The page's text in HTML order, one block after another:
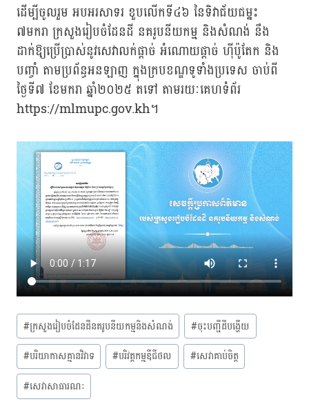
ដើម្បីចូលរួម អបអរសាទរ ខួបលើកទី៤៦ នៃទិវាជ័យជម្នះ
៧មករា ក្រសួងរៀបចំដែនដី នគរូបនីយកម្ម និងសំណង់ នឹង
ដាក់ឱ្យប្រើប្រាស់នូវសេវាលក់ផ្តាច់ អំណោយផ្តាច់ ហ៊ីប៉ូតែក និង
បញ្ចាំ តាមប្រព័ន្ធអនឡាញ ក្នុងក្របខណ្ឌទូទាំងប្រទេស ចាប់ពី
ថ្ងៃទី៧ ខែមករា ឆ្នាំ២០២៥ តទៅ តាមរយៈគេហទំព័រ
https://mlmupc.gov.kh។
Post
Tags:
#ក្រសួងរៀបចំដែនដីនគរូបនីយកម្មនិងសំណង់ #ចុះបញ្ជីដីបង្ហើយ
#បរិយាកាសគ្មានវិវាទ #បរិវត្តកម្មឌីជីថល #សេវាគាប់ចិត្ត
#សេវាសាធារណៈ